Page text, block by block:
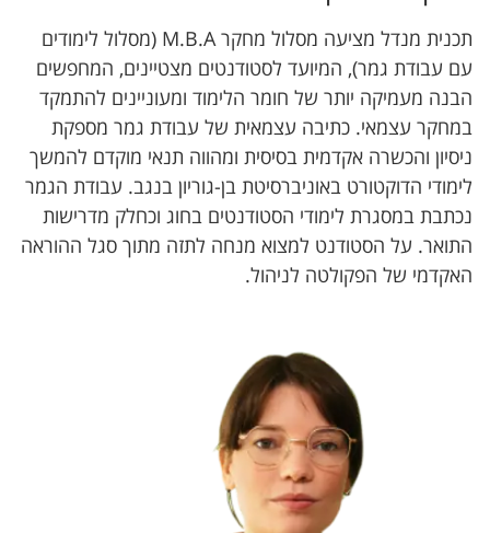
תכנית מנדל מציעה מסלול מחקר M.B.A (מסלול לימודים
עם עבודת גמר), המיועד לסטודנטים מצטיינים, המחפשים
הבנה מעמיקה יותר של חומר הלימוד ומעוניינים להתמקד
במחקר עצמאי. כתיבה עצמאית של עבודת גמר מספקת
ניסיון והכשרה אקדמית בסיסית ומהווה תנאי מוקדם להמשך
לימודי הדוקטורט באוניברסיטת בן-גוריון בנגב. עבודת הגמר
נכתבת במסגרת לימודי הסטודנטים בחוג וכחלק מדרישות
התואר. על הסטודנט למצוא מנחה לתזה מתוך סגל ההוראה
האקדמי של הפקולטה לניהול.